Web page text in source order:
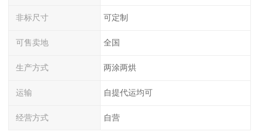
非标尺寸 可定制
可售卖地 全国
生产方式 两涂两烘
运输 自提代运均可
经营方式 自营